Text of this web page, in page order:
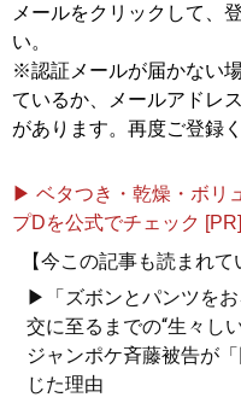
メールをクリックして、
い。
※認証メールが届かない
ているか、メールアドレ
があります。再度ご登録く
▶ ベタつき・乾燥・ボリ
プDを公式でチェック [PR]
【今この記事も読まれて
▶「ズボンとパンツをお
交に至るまでの“生々し
ジャンポケ斉藤被告が
じた理由